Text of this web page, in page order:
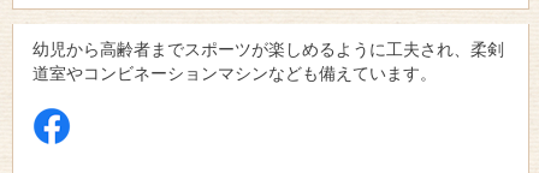
幼児から高齢者までスポーツが楽しめるように工夫され、柔剣
道室やコンビネーションマシンなども備えています。